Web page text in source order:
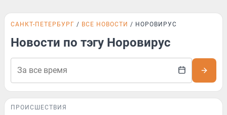
САНКТ-ПЕТЕРБУРГ ВСЕ НОВОСТИ НОРОВИРУС
Новости по тэгу Норовирус
ПРОИСШЕСТВИЯ